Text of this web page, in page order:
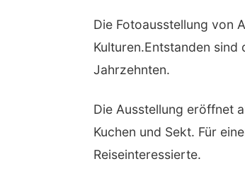
Die Fotoausstellung von
Kulturen.Entstanden
Jahrzehnten.
Die Ausstellung eröffnet
Kuchen und Sekt. Für
Reiseinteressierte.